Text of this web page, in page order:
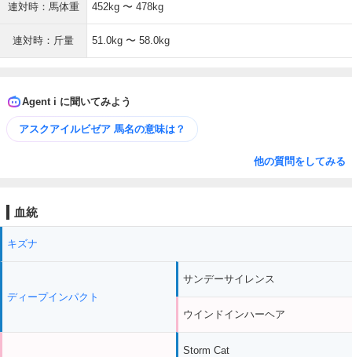
連対時：馬体重 452kg 〜 478kg
連対時：斤量 51.0kg 〜 58.0kg
Agent i に聞いてみよう
アスクアイルビゼア 馬名の意味は？
他の質問をしてみる
血統
キズナ
ディープインパクト
サンデーサイレンス
ウインドインハーヘア
Storm Cat